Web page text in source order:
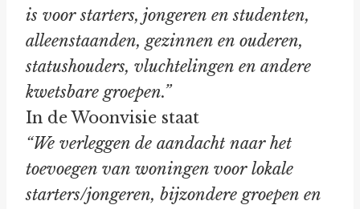
is voor starters, jongeren en studenten,
alleenstaanden, gezinnen en ouderen,
statushouders, vluchtelingen en andere
kwetsbare groepen.”
In de Woonvisie staat
“We verleggen de aandacht naar het
toevoegen van woningen voor lokale
starters/jongeren, bijzondere groepen en